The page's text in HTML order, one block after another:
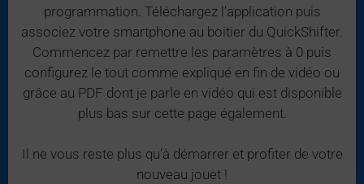
programmation. Téléchargez l’application puis
associez votre smartphone au boitier du QuickShifter.
Commencez par remettre les paramètres à 0 puis
configurez le tout comme expliqué en fin de vidéo ou
grâce au PDF dont je parle en vidéo qui est disponible
plus bas sur cette page également.
Il ne vous reste plus qu’à démarrer et profiter de votre
nouveau jouet !